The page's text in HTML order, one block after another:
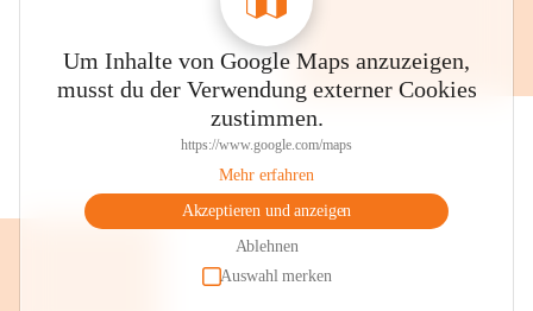
Um Inhalte von Google Maps anzuzeigen,
musst du der Verwendung externer Cookies
zustimmen.
https://www.google.com/maps
Mehr erfahren
Akzeptieren und anzeigen
Ablehnen
Auswahl merken